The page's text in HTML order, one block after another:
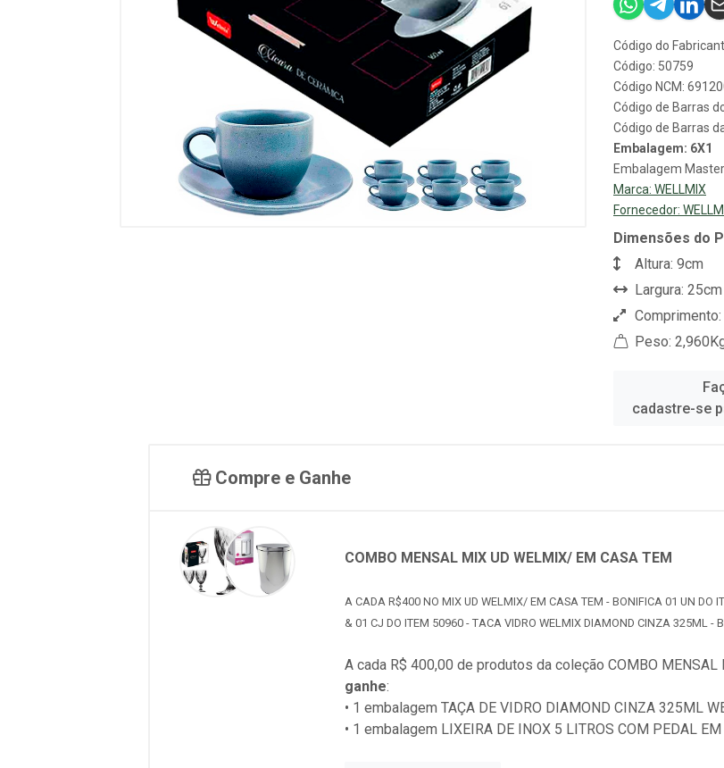
Código do
Código: 50759
Código NCM:
Código de Barras
Código de Barras
Embalagem: 6X1
Embalagem
Marca: WELLMIX
Fornecedor:
Dimensões do
Altura: 9cm
Largura: 25cm
Peso:
cadastre-se
Compre e Ganhe
COMBO MENSAL MIX UD WELMIX/ EM CASA TEM
A CADA R$400 NO MIX UD WELMIX/ EM CASA TEM - BONIFICA 01 UN DO
& 01 CJ DO ITEM 50960 - TACA VIDRO WELMIX DIAMOND CINZA 325ML -
A cada R$ 400,00 de produtos da coleçãoCOMBO
ganhe:
• 1 embalagem TAÇA DE VIDRO DIAMOND CINZA 325ML
• 1 embalagem LIXEIRA DE INOX 5 LITROS COM PEDAL